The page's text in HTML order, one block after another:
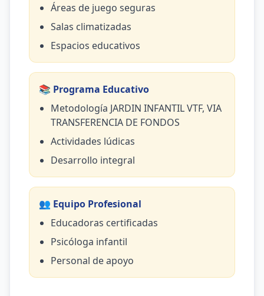
Áreas de juego seguras
Salas climatizadas
Espacios educativos
📚 Programa Educativo
Metodología JARDIN INFANTIL VTF, VIA
TRANSFERENCIA DE FONDOS
Actividades lúdicas
Desarrollo integral
👥 Equipo Profesional
Educadoras certificadas
Psicóloga infantil
Personal de apoyo